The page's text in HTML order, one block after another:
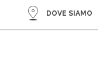
DOVE SIAMO